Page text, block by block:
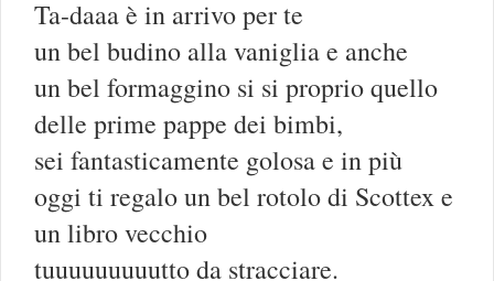
Ta-daaa è in arrivo per te
un bel budino alla vaniglia e anche
un bel formaggino si si proprio quello
delle prime pappe dei bimbi,
sei fantasticamente golosa e in più
oggi ti regalo un bel rotolo di Scottex e
un libro vecchio
tuuuuuuuuutto da stracciare.